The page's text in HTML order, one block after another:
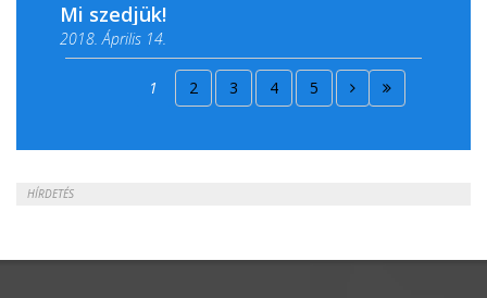
Mi szedjük!
2018. Április 14.
2018. Április 15.
1 2 3 4 5
HÍRDETÉS